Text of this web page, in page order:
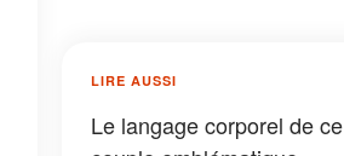
LIRE AUSSI
Le langage corporel de ce